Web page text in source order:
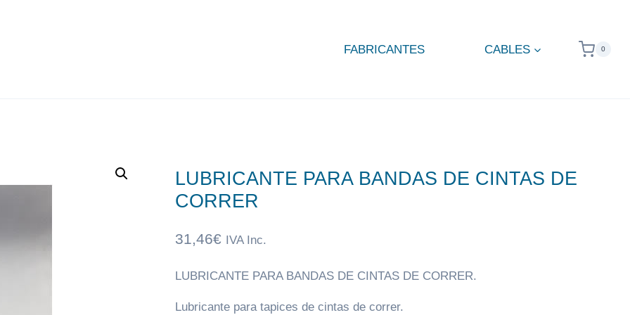
FABRICANTES CABLES 0
LUBRICANTE PARA BANDAS DE CINTAS DE
CORRER
31,46€ IVA Inc.
LUBRICANTE PARA BANDAS DE CINTAS DE CORRER.
Lubricante para tapices de cintas de correr.